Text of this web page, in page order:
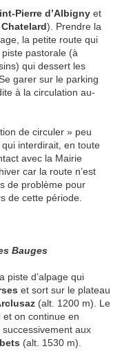
Pierre d’Albigny et
). Prendre la
la petite route qui
pastorale (à
qui dessert les
Se garer sur le parking
à la circulation au-
de circuler » peu
interdirait, en toute
avec la Mairie
car la route n’est
de problème pour
de cette période.
Bauges
piste d’alpage qui
et sort sur le plateau
(alt. 1200 m). Le
et on continue en
aux
(alt. 1530 m).